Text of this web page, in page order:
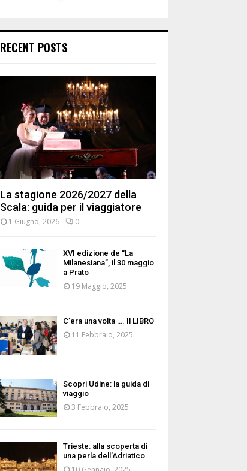
RECENT POSTS
La stagione 2026/2027 della
Scala: guida per il viaggiatore
1 Giugno, 2026 0
XVI edizione de “La
Milanesiana”, il 30 maggio
a Prato
19 Maggio, 2025
C’era una volta …. Il LIBRO
11 Febbraio, 2025
Scopri Udine: la guida di
viaggio
3 Febbraio, 2025
Trieste: alla scoperta di
una perla dell’Adriatico